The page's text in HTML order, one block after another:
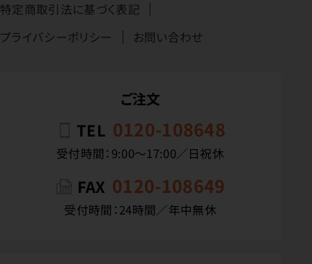
特定商取引法に基づく表記
プライバシーポリシー
お問い合わせ
ご注文
TEL 0120-108648
受付時間：9:00〜17:00／日祝休
FAX 0120-108649
受付時間：24時間／年中無休